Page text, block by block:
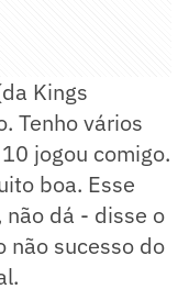
Kings
Tenho vários
jogou comigo.
boa. Esse
não dá - disse o
não sucesso do